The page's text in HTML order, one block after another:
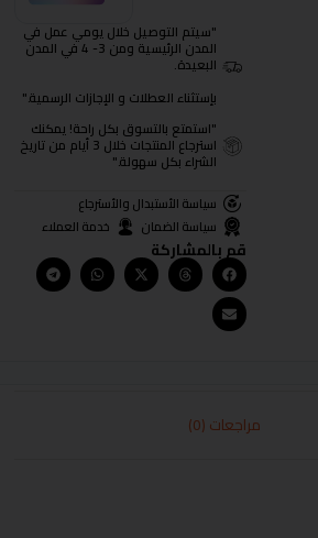
"سيتم التوصيل خلال يومي عمل في
المدن الرئيسية ومن 3- 4 في المدن
البعيدة.
بإستثناء العطلات و الإجازات الرسمية."
"استمتع بالتسوق بكل راحة! يمكنك
استرجاع المنتجات خلال 3 أيام من تاريخ
الشراء بكل سهولة."
سياسة الأستبدال والأسترجاع
سياسة الضمان
خدمة العملاء
قم بالمشاركة
مراجعات (0)